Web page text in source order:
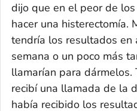
dijo que en el peor de
hacer una histerectomía.
tendría los resultados en
semana o un poco más
llamarían para
recibí una llamada de la
había recibido los